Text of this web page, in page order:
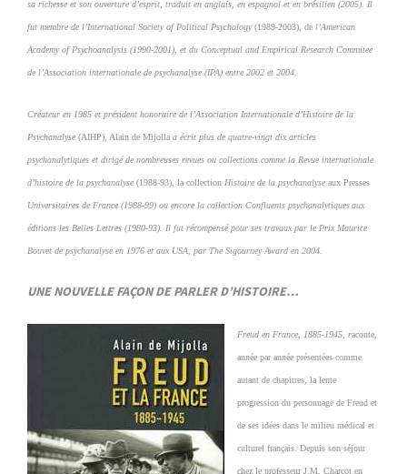
sa richesse et son ouverture d’esprit, traduit en anglais, en espagnol et en brésilien (2005). Il
fut membre de l’International Society of Political Psychology(1989-2003), de l’American
Academy of Psychoanalysis (1990-2001), et du Conceptual and Empirical Research Commitee
de l’Association internationale de psychanalyse (IPA) entre 2002 et 2004.
Créateur en 1985 et président honoraire de l’Association Internationale d’Histoire de la
Psychanalyse (AIHP), Alain de Mijolla a écrit plus de quatre-vingt dix articles
psychanalytiques et dirigé de nombreuses revues ou collections comme la Revue internationale
d’histoire de la psychanalyse (1988-93), la collection Histoire de la psychanalyse aux Presses
Universitaires de France (1988-99) ou encore la collection Confluents psychanalytiquesaux
éditions les Belles Lettres (1980-93). Il fut récompensé pour ses travaux par le Prix Maurice
Bouvet de psychanalyse en 1976 et aux USA, par The Sigourney Award en 2004.
UNE NOUVELLE FAÇON DE PARLER D’HISTOIRE…
Freud en France, 1885-1945, raconte,
année par année présentées comme
autant de chapitres, la lente
progression du personnage de Freud et
de ses idées dans le milieu médical et
culturel français. Depuis son séjour
chez le professeur J.M. Charcot en